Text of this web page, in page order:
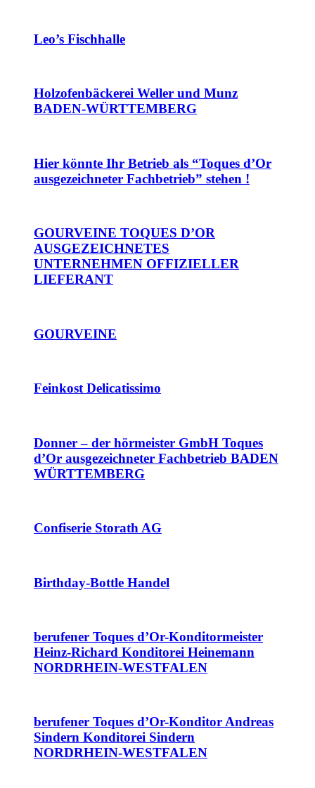
Leo’s Fischhalle
Holzofenbäckerei Weller und Munz
BADEN-WÜRTTEMBERG
Hier könnte Ihr Betrieb als “Toques d’Or
ausgezeichneter Fachbetrieb” stehen !
GOURVEINE TOQUES D’OR
AUSGEZEICHNETES
UNTERNEHMEN OFFIZIELLER
LIEFERANT
GOURVEINE
Feinkost Delicatissimo
Donner – der hörmeister GmbH Toques
d’Or ausgezeichneter Fachbetrieb BADEN
WÜRTTEMBERG
Confiserie Storath AG
Birthday-Bottle Handel
berufener Toques d’Or-Konditormeister
Heinz-Richard Konditorei Heinemann
NORDRHEIN-WESTFALEN
berufener Toques d’Or-Konditor Andreas
Sindern Konditorei Sindern
NORDRHEIN-WESTFALEN